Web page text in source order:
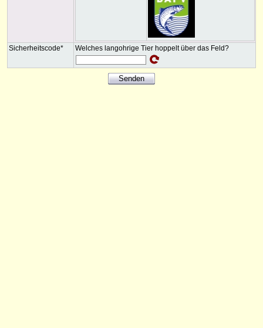
Sicherheitscode* Welches langohrige Tier hoppelt über das Feld?